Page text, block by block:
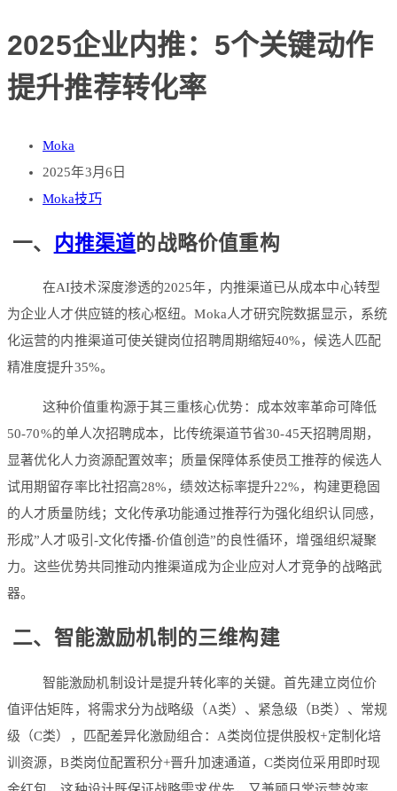
2025企业内推：5个关键动作
提升推荐转化率
Moka
2025年3月6日
Moka技巧
一、 内推渠道的战略价值重构
在AI技术深度渗透的2025年，内推渠道已从成本中心转型
为企业人才供应链的核心枢纽。Moka人才研究院数据显示，系统
化运营的内推渠道可使关键岗位招聘周期缩短40%，候选人匹配
精准度提升35%。
这种价值重构源于其三重核心优势：成本效率革命可降低
50-70%的单人次招聘成本，比传统渠道节省30-45天招聘周期，
显著优化人力资源配置效率；质量保障体系使员工推荐的候选人
试用期留存率比社招高28%，绩效达标率提升22%，构建更稳固
的人才质量防线；文化传承功能通过推荐行为强化组织认同感，
形成”人才吸引-文化传播-价值创造”的良性循环，增强组织凝聚
力。这些优势共同推动内推渠道成为企业应对人才竞争的战略武
器。
二、智能激励机制的三维构建
智能激励机制设计是提升转化率的关键。首先建立岗位价
值评估矩阵，将需求分为战略级（A类）、紧急级（B类）、常规
级（C类），匹配差异化激励组合：A类岗位提供股权+定制化培
训资源，B类岗位配置积分+晋升加速通道，C类岗位采用即时现